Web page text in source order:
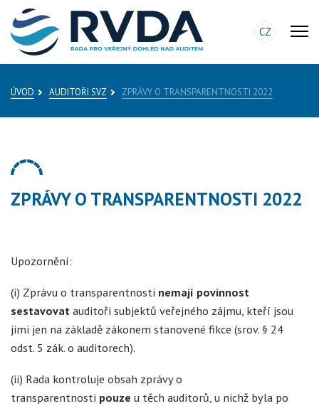
CZ
ÚVOD AUDITOŘI SVZ ZPRÁVY O TRANSPARENTNOSTI 2022
ZPRÁVY O TRANSPARENTNOSTI 2022
Upozornění:
(i) Zprávu o transparentnosti nemají povinnost
sestavovat auditoři subjektů veřejného zájmu, kteří jsou
jimi jen na základě zákonem stanovené fikce (srov. § 24
odst. 5 zák. o auditorech).
(ii) Rada kontroluje obsah zprávy o
transparentnosti pouze u těch auditorů, u nichž byla po